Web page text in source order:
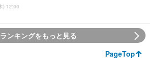
) 12:00
ランキングをもっと見る
PageTop